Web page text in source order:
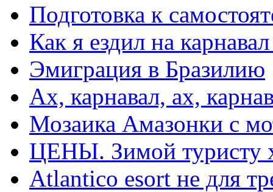
Подготовка к
Как я ездил на
Эмиграция в Бразилию
Ах, карнавал, ах,
Мозаика Амазонки с
ЦЕНЫ. Зимой туристу
Atlantico esort не для